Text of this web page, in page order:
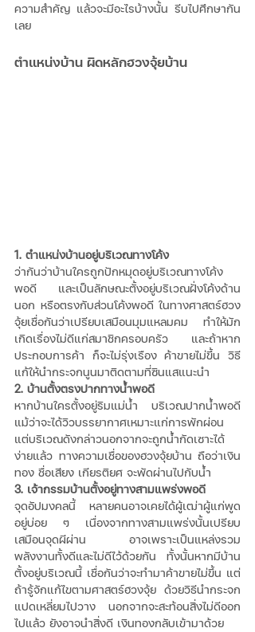
ความสำคัญ แล้วจะมีอะไรบ้างนั้น รีบไปศึกษากัน
เลย
ตำแหน่งบ้าน ผิดหลักฮวงจุ้ยบ้าน
1. ตำแหน่งบ้านอยู่บริเวณทางโค้ง
ว่ากันว่าบ้านใครถูกปักหมุดอยู่บริเวณทางโค้ง
พอดี และเป็นลักษณะตั้งอยู่บริเวณฝั่งโค้งด้าน
นอก หรือตรงกับส่วนโค้งพอดี ในทางศาสตร์ฮวง
จุ้ยเชื่อกันว่าเปรียบเสมือนมุมแหลมคม ทำให้มัก
เกิดเรื่องไม่ดีแก่สมาชิกครอบครัว และถ้าหาก
ประกอบการค้า ก็จะไม่รุ่งเรือง ค้าขายไม่ขึ้น วิธี
แก้ให้นำกระจกนูนมาติดตามที่ซินแสแนะนำ
2. บ้านตั้งตรงปากทางน้ำพอดี
หากบ้านใครตั้งอยู่ริมแม่น้ำ บริเวณปากน้ำพอดี
แม้ว่าจะได้วิวบรรยากาศเหมาะแก่การพักผ่อน
แต่บริเวณดังกล่าวนอกจากจะถูกน้ำกัดเซาะได้
ง่ายแล้ว ทางความเชื่อของฮวงจุ้ยบ้าน ถือว่าเงิน
ทอง ชื่อเสียง เกียรติยศ จะพัดผ่านไปกับน้ำ
3. เจ้ากรรมบ้านตั้งอยู่ทางสามแพร่งพอดี
จุดอัปมงคลนี้ หลายคนอาจเคยได้ผู้เฒ่าผู้แก่พูด
อยู่บ่อย ๆ เนื่องจากทางสามแพร่งนั้นเปรียบ
เสมือนจุดผีผ่าน อาจเพราะเป็นแหล่งรวม
พลังงานทั้งดีและไม่ดีไว้ด้วยกัน ทั้งนั้นหากมีบ้าน
ตั้งอยู่บริเวณนี้ เชื่อกันว่าจะทำมาค้าขายไม่ขึ้น แต่
ถ้ารู้จักแก้ไขตามศาสตร์ฮวงจุ้ย ด้วยวิธีนำกระจก
แปดเหลี่ยมไปวาง นอกจากจะสะท้อนสิ่งไม่ดีออก
ไปแล้ว ยังอาจนำสิ่งดี เงินทองกลับเข้ามาด้วย